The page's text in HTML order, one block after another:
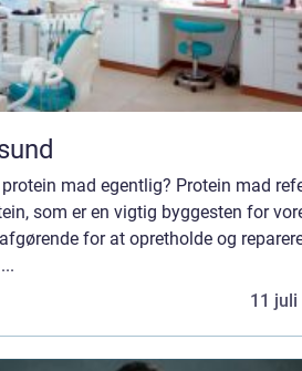
mad egentlig? Protein mad
som er en vigtig byggesten for
for at opretholde og
11 juli